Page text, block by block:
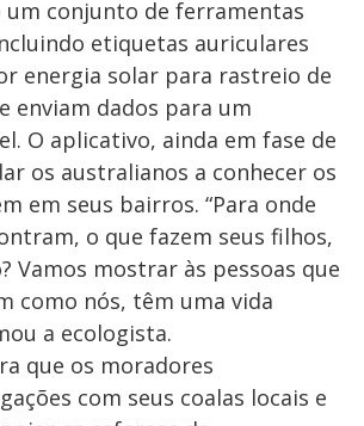
um conjunto de ferramentas
etiquetas auriculares
energia solar para rastreio de
enviam dados para um
O aplicativo, ainda em fase de
os australianos a conhecer os
em seus bairros. “Para onde
o que fazem seus filhos,
Vamos mostrar às pessoas que
como nós, têm uma vida
a ecologista.
que os moradores
com seus coalas locais e